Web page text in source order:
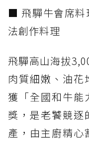
■ 飛驒牛會席料
法創作料理
飛驒高山海拔
肉質細嫩、油花
獲「全國和牛能
獎，是老饕競逐
產，由主廚精心